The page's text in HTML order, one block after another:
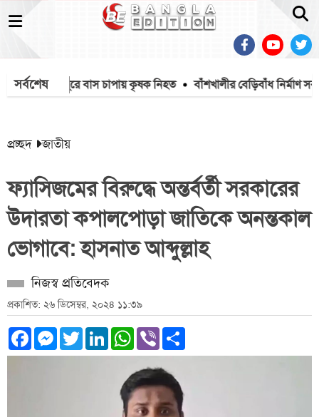
সর্বশেষ
সৈয়দপুরে বাস চাপায় কৃষক নিহত বাঁশখালীর বেড়িবাঁধ নির্মাণ
প্রচ্ছদ জাতীয়
ফ্যাসিজমের বিরুদ্ধে অন্তর্বর্তী সরকারের
উদারতা কপালপোড়া জাতিকে অনন্তকাল
ভোগাবে: হাসনাত আব্দুল্লাহ
নিজস্ব প্রতিবেদক
প্রকাশিত: ২৬ ডিসেম্বর, ২০২৪ ১১:৩৯
Facebook
Messenger
TwitterLinkedInWhatsApp
Viber